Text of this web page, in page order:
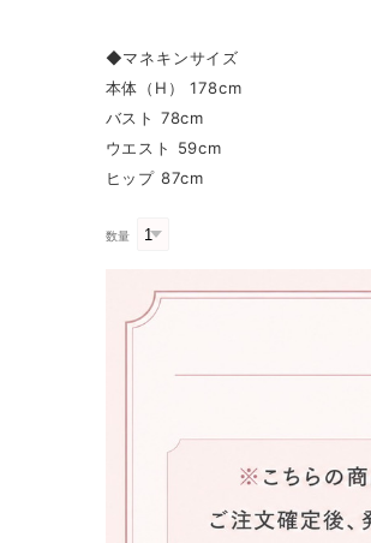
◆マネキンサイズ
本体（H） 178cm
バスト 78cm
ウエスト 59cm
ヒップ 87cm
数量